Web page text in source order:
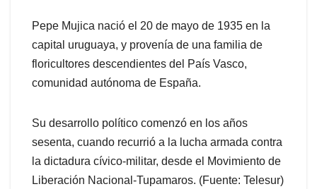
Pepe Mujica nació el 20 de mayo de 1935 en la
capital uruguaya, y provenía de una familia de
floricultores descendientes del País Vasco,
comunidad autónoma de España.
Su desarrollo político comenzó en los años
sesenta, cuando recurrió a la lucha armada contra
la dictadura cívico-militar, desde el Movimiento de
Liberación Nacional-Tupamaros. (Fuente: Telesur)